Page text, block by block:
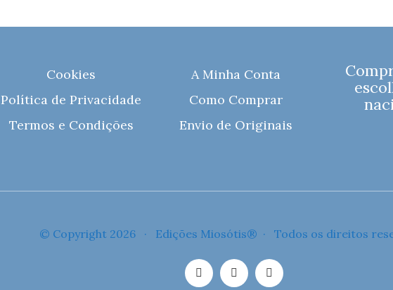
Cookies
Política de Privacidade
Termos e Condições
A Minha Conta
Como Comprar
Envio de Originais
© Copyright 2026 · Edições Miosótis® · Todos os direitos